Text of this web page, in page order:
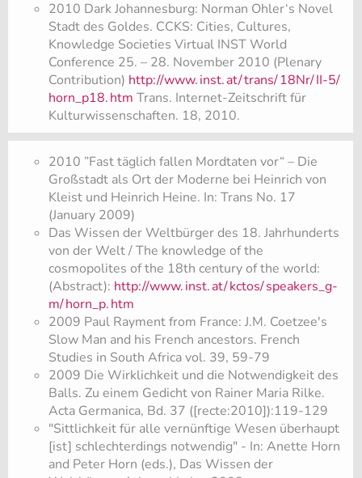
2010 Dark Johannesburg: Norman Ohler‘s Novel
Stadt des Goldes. CCKS: Cities, Cultures,
Knowledge Societies Virtual INST World
Conference 25. – 28. November 2010 (Plenary
Contribution) http://www.inst.at/trans/18Nr/II-5/
horn_p18.htm Trans. Internet-Zeitschrift für
Kulturwissenschaften. 18, 2010.
2010 ”Fast täglich fallen Mordtaten vor“ – Die
Großstadt als Ort der Moderne bei Heinrich von
Kleist und Heinrich Heine. In: Trans No. 17
(January 2009)
Das Wissen der Weltbürger des 18. Jahrhunderts
von der Welt / The knowledge of the
cosmopolites of the 18th century of the world:
(Abstract): http://www.inst.at/kctos/speakers_g-
m/horn_p.htm
2009 Paul Rayment from France: J.M. Coetzee's
Slow Man and his French ancestors. French
Studies in South Africa vol. 39, 59-79
2009 Die Wirklichkeit und die Notwendigkeit des
Balls. Zu einem Gedicht von Rainer Maria Rilke.
Acta Germanica, Bd. 37 ([recte:2010]):119-129
"Sittlichkeit für alle vernünftige Wesen überhaupt
[ist] schlechterdings notwendig" - In: Anette Horn
and Peter Horn (eds.), Das Wissen der